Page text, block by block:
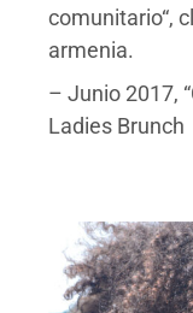
comunitario“,
armenia.
– Junio 2017,
Ladies Brunch